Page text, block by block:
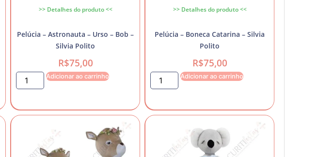
>> Detalhes do produto <<
Pelúcia – Astronauta – Urso – Bob –
Silvia Polito
R$75,00
Adicionar ao carrinho
>> Detalhes do produto <<
Pelúcia – Boneca Catarina – Silvia
Polito
R$75,00
Adicionar ao carrinho